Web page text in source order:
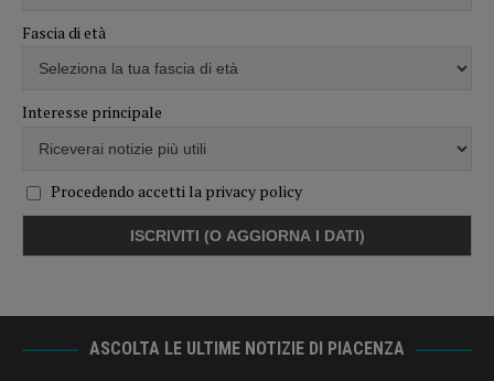
Fascia di età
Interesse principale
Procedendo accetti la privacy policy
ASCOLTA LE ULTIME NOTIZIE DI PIACENZA